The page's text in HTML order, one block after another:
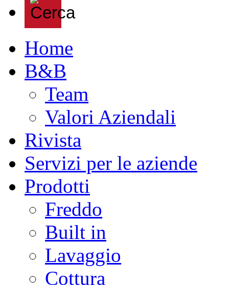
Home
B&B
Team
Valori Aziendali
Rivista
Servizi per le aziende
Prodotti
Freddo
Built in
Lavaggio
Cottura